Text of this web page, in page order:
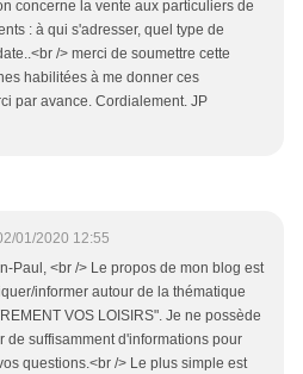
concerne la vente aux particuliers de
: à qui s'adresser, quel type de
/> merci de soumettre cette
habilitées à me donner ces
par avance. Cordialement. JP
01/2020 12:55
Paul, <br /> Le propos de mon blog est
informer autour de la thématique
VOS LOISIRS". Je ne possède
de suffisamment d'informations pour
questions.<br /> Le plus simple est